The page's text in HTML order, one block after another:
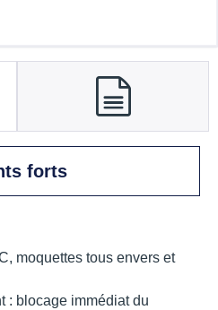
forts
moquettes tous envers et
: blocage immédiat du